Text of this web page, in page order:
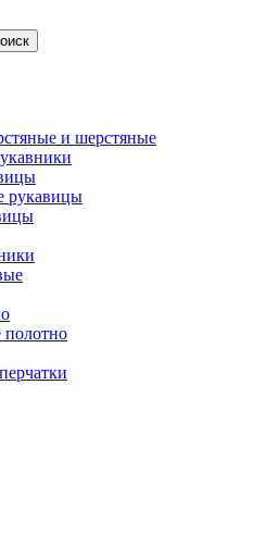
и шерстяные
рукавицы